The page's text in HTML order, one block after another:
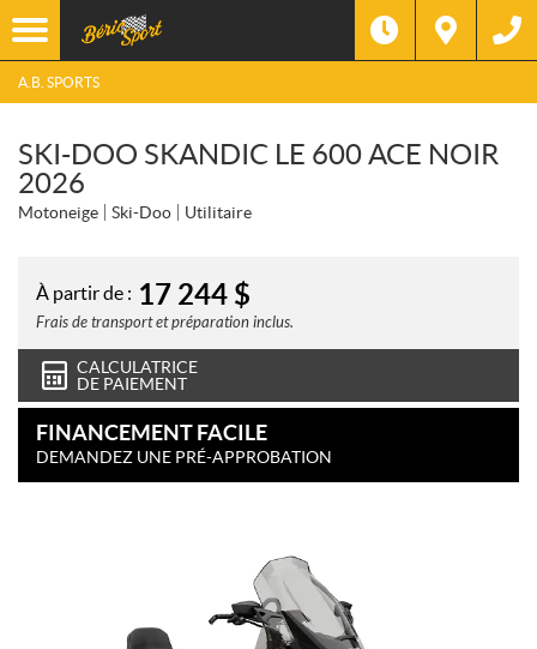
A.B. SPORTS
SKI-DOO SKANDIC LE 600 ACE NOIR
2026
Motoneige Ski-Doo Utilitaire
À partir de : 17 244 $
Frais de transport et préparation inclus.
CALCULATRICE
DE PAIEMENT
FINANCEMENT FACILE
DEMANDEZ UNE PRÉ-APPROBATION